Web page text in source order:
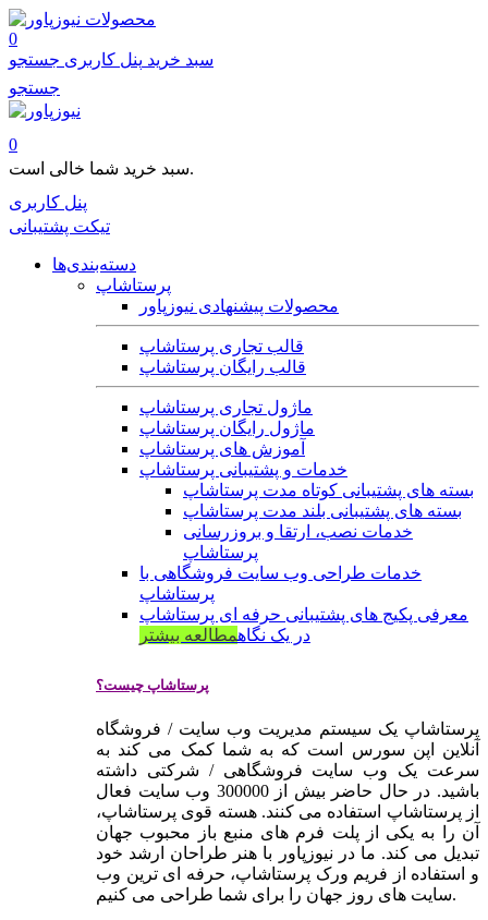
محصولات
0
سبد خرید پنل کاربری جستجو
جستجو
0
سبد خرید شما خالی است.
پنل کاربری
تیکت پشتیبانی
دسته‌بندی‌ها
پرستاشاپ
محصولات پیشنهادی نیوزپاور
قالب تجاری پرستاشاپ
قالب رایگان پرستاشاپ
ماژول تجاری پرستاشاپ
ماژول رایگان پرستاشاپ
آموزش های پرستاشاپ
خدمات و پشتیبانی پرستاشاپ
بسته های پشتیبانی کوتاه مدت پرستاشاپ
بسته های پشتیبانی بلند مدت پرستاشاپ
خدمات نصب، ارتقا و بروزرسانی
پرستاشاپ
خدمات طراحی وب سایت فروشگاهی با
پرستاشاپ
معرفی پکیج های پشتیبانی حرفه ای پرستاشاپ
در یک نگاهمطالعه بیشتر
پرستاشاپ چیست؟
پرستاشاپ یک سیستم مدیریت وب سایت / فروشگاه
آنلاین اپن سورس است که به شما کمک می کند به
سرعت یک وب سایت فروشگاهی / شرکتی داشته
باشید. در حال حاضر بیش از 300000 وب سایت فعال
از پرستاشاپ استفاده می کنند. هسته قوی پرستاشاپ،
آن را به یکی از پلت فرم های منبع باز محبوب جهان
تبدیل می کند. ما در نیوزپاور با هنر طراحان ارشد خود
و استفاده از فریم ورک پرستاشاپ، حرفه ای ترین وب
سایت های روز جهان را برای شما طراحی می کنیم.